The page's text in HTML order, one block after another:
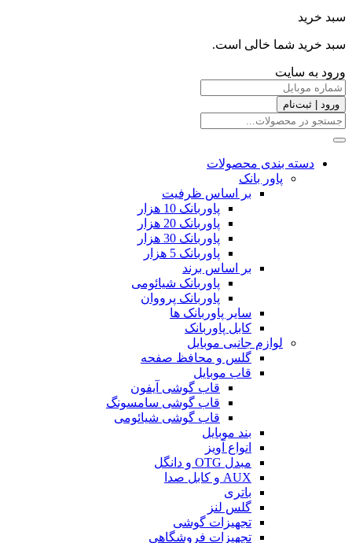
سبد خرید
سبد خرید شما خالی است.
ورود به سایت
ورود | ثبت‌نام
دسته بندی محصولات
پاور بانک
بر اساس ظرفیت
پاوربانک 10 هزار
پاوربانک 20 هزار
پاوربانک 30 هزار
پاوربانک 5 هزار
بر اساس برند
پاوربانک شیائومی
پاوربانک پرووان
سایر پاوربانک ها
کابل پاوربانک
لوازم جانبی موبایل
گلس و محافظ صفحه
قاب موبایل
قاب گوشی آیفون
قاب گوشی سامسونگ
قاب گوشی شیائومی
بند موبایل
انواع آویز
مبدل OTG و دانگل
AUX و کابل صدا
باتری
گلس لنز
تجهیزات گوشی
تجهیزات فروشگاهی